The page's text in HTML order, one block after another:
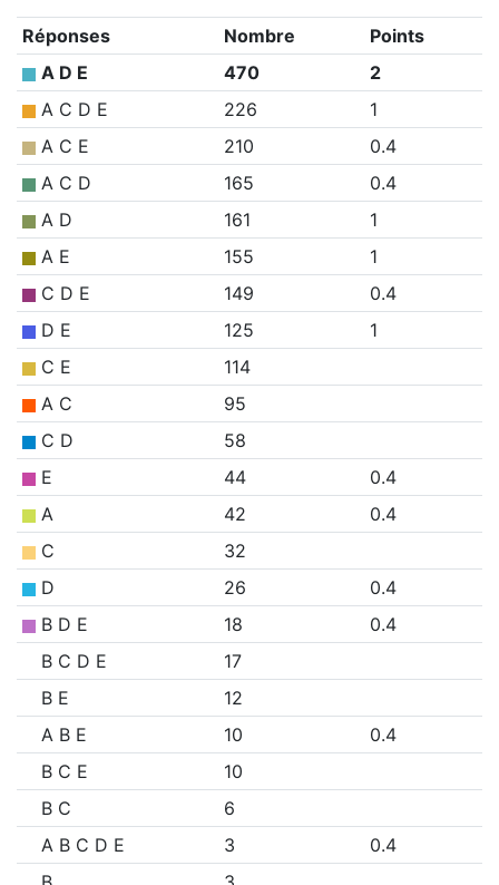
Réponses Nombre
Points
A D E
470
2
A C D E
226
1
A C E
210
0.4
A C D
165
0.4
A D
161
1
A E
155
1
C D E
149
0.4
D E
125
1
C E
114
A C
95
C D
58
E
44
0.4
A
42
0.4
C
32
D
26
0.4
B D E
18
0.4
B C D E
17
B E
12
A B E
10
0.4
B C E
10
B C
6
A B C D E
3
0.4